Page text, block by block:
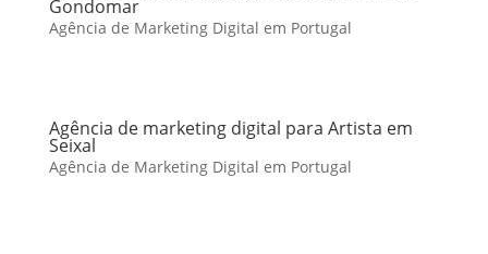
Gondomar
Agência de Marketing Digital em Portugal
Agência de marketing digital para Artista em
Seixal
Agência de Marketing Digital em Portugal